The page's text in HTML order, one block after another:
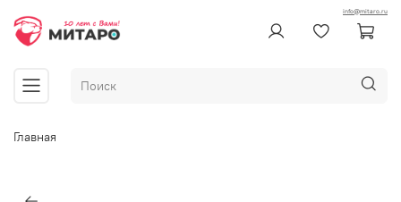
info@mitaro.ru
Главная